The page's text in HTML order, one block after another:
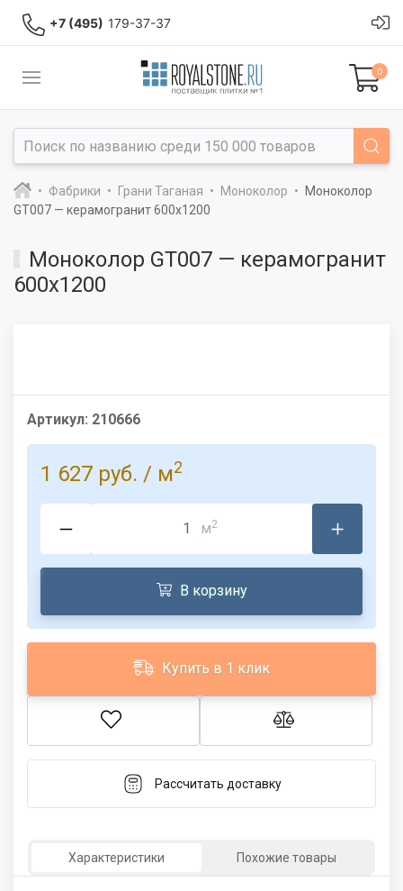
+7 (495) 179-37-37
0
Фабрики Грани Таганая Моноколор
Моноколор
GT007 — керамогранит 600x1200
Моноколор GT007 — керамогранит
600x1200
Артикул: 210666
1 627 руб. / м2
м2
В корзину
Купить в 1 клик
Рассчитать доставку
Характеристики Похожие товары